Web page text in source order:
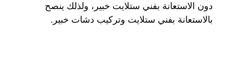
دون الاستعانة بفني ستلايت خبير، ولذلك ينصح
بالاستعانة بفني ستلايت وتركيب دشات خبير.